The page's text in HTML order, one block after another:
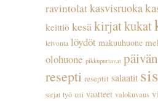
ravintolatkasvisruoka
keittiö kesäkirjatkukat
leivonta löydöt makuuhuone
olohuone pikkupurtavat
resepti reseptit salaatit
sarjat työ uni vaatteet valokuvaus